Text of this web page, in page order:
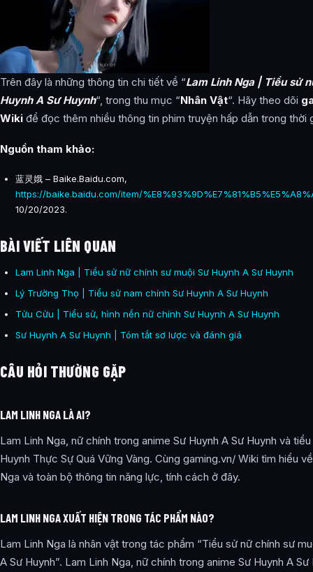
Trên đây là những thông tin chi tiết về “Lam Linh Nga | Tiểu sử
Huynh A Sư Huynh“, trong thu mục “Nhân Vật“. Hãy theo dõi
Wiki để đọc thêm nhiều thông tin phim truyện hấp dẫn trong thời
Nguồn tham khảo:
蓝灵娥 – Baike.Baidu.com,
https://baike.baidu.com/item/
10/20/2023.
BÀI VIẾT LIÊN QUAN
Lam Linh Nga | Tiểu sử nữ chính sư muội Sư Huynh A Sư Huynh
Lý Trường Thọ | Tiểu sử nam chính Sư Huynh A Sư Huynh
Tửu Cửu | Tiểu sử, hình nền nữ chính Sư Huynh A Sư Huynh
Sư Huynh A Sư Huynh | Tóm tắt sơ lược và đánh giá
CÂU HỎI THƯỜNG GẶP
LAM LINH NGA LÀ AI?
Lam Linh Nga, nữ chính trong anime Sư Huynh A Sư Huynh và
Huynh Thực Sự Quá Vững Vàng. Cùng gaming.vn/ Wiki tìm hiểu
Nga và toàn bộ thông tin năng lực, tính cách ở đây.
LAM LINH NGA XUẤT HIỆN TRONG TÁC PHẨM NÀO?
Lam Linh Nga là nhân vật trong tác phẩm “Tiểu sử nữ chính sư
A Sư Huynh”. Lam Linh Nga, nữ chính trong anime Sư Huynh A Sư